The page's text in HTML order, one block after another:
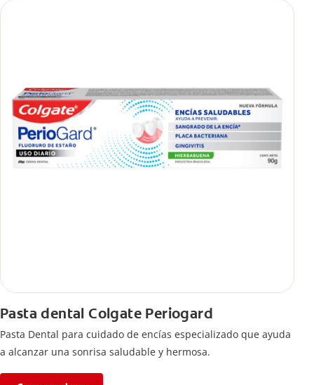
Pasta dental Colgate Periogard
Pasta Dental para cuidado de encías especializado que ayuda
a alcanzar una sonrisa saludable y hermosa.